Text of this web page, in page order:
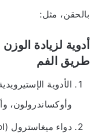
بالحقن، مثل:
أدوية لزيادة
طريق الفم
الأدوية
وأوكساندرولون،
دواء ميغاسترول (Megestrol)